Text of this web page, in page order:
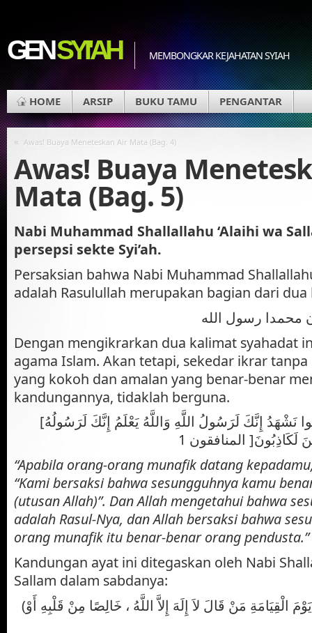
GENSYI'AH MEMBONGKAR KEJAHATAN SYIAH
HOME ARSIP BUKU TAMU PENGANTAR
« Awas! Buaya Meneteskan Air Mata (Bag. 4)
Awas! Buaya
Mata (Bag. 5)
Nabi Muhammad Shallallahu ‘Alaihi wa
persepsi sekte Syi’ah.
Persaksian bahwa Nabi Muhammad
adalah Rasulullah merupakan bagian dari
محمدا رسول الله
Dengan mengikrarkan dua kalimat syahadat
agama Islam. Akan tetapi, sekedar ikrar
yang kokoh dan amalan yang benar-benar
kandungannya, tidaklah berguna.
[إِذَا جَاءكَ الْمُنَافِقُونَ قَالُوا نَشْهَدُ إِنَّكَ لَرَسُولُ اللَّهِ وَاللَّهُ يَعْلَمُ إِنَّكَ لَرَسُولُهُ
لَكَاذِبُونَ[ المنافقون 1
“Apabila orang-orang munafik datang
“Kami bersaksi bahwa sesungguhnya kamu
(utusan Allah)”. Dan Allah mengetahui bahwa
adalah Rasul-Nya, dan Allah bersaksi bahwa
orang munafik itu benar-benar orang pendusta.”
Kandungan ayat ini ditegaskan oleh Nabi
Sallam dalam sabdanya:
(أَسْعَدُ النَّاسِ بِشَفَاعَتِى يَوْمَ الْقِيَامَةِ مَنْ قَالَ لاَ إِلَهَ إِلاَّ اللَّهُ ، خَالِصًا مِنْ قَلْبِهِ أَوْ